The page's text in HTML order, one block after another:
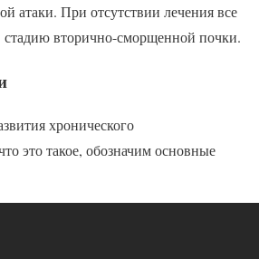
атаки. При отсутствии лечения все
стадию вторично-сморщенной почки.
хронического
это такое, обозначим основные